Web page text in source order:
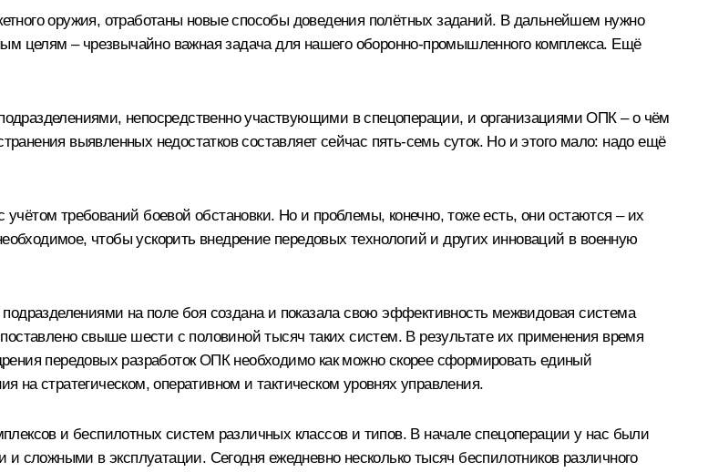
оружия, отработаны новые способы доведения полётных заданий. В дальнейшем нужно
целям – чрезвычайно важная задача для нашего оборонно-промышленного комплекса. Ещё
непосредственно участвующими в спецоперации, и организациями ОПК – о чём
выявленных недостатков составляет сейчас пять-семь суток. Но и этого мало: надо ещё
требований боевой обстановки. Но и проблемы, конечно, тоже есть, они остаются – их
чтобы ускорить внедрение передовых технологий и других инноваций в военную
на поле боя создана и показала свою эффективность межвидовая система
свыше шести с половиной тысяч таких систем. В результате их применения время
передовых разработок ОПК необходимо как можно скорее сформировать единый
стратегическом, оперативном и тактическом уровнях управления.
и беспилотных систем различных классов и типов. В начале спецоперации у нас были
сложными в эксплуатации. Сегодня ежедневно несколько тысяч беспилотников различного